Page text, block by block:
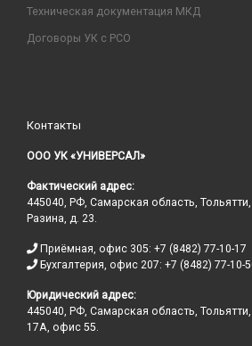
Техническая документация МКД
Договоры УК с РСО
Контакты
ООО УК «УНИВЕРСАЛ»
Фактический адрес:
445040, РФ, Самарская область, Тольятти,
Разина, д. 23.
Приёмная, офис 305: +7 (8482) 77-10-17
Бухгалтерия, офис 207: +7 (8482) 77-10-
Юридический адрес:
445040, РФ, Самарская область,
17А, офис 55.